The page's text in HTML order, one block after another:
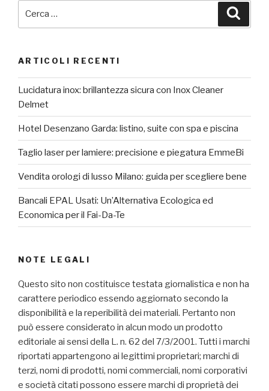
ARTICOLI RECENTI
Lucidatura inox: brillantezza sicura con Inox Cleaner
Delmet
Hotel Desenzano Garda: listino, suite con spa e piscina
Taglio laser per lamiere: precisione e piegatura EmmeBi
Vendita orologi di lusso Milano: guida per scegliere bene
Bancali EPAL Usati: Un’Alternativa Ecologica ed
Economica per il Fai-Da-Te
NOTE LEGALI
Questo sito non costituisce testata giornalistica e non ha
carattere periodico essendo aggiornato secondo la
disponibilità e la reperibilità dei materiali. Pertanto non
può essere considerato in alcun modo un prodotto
editoriale ai sensi della L. n. 62 del 7/3/2001. Tutti i marchi
riportati appartengono ai legittimi proprietari; marchi di
terzi, nomi di prodotti, nomi commerciali, nomi corporativi
e società citati possono essere marchi di proprietà dei